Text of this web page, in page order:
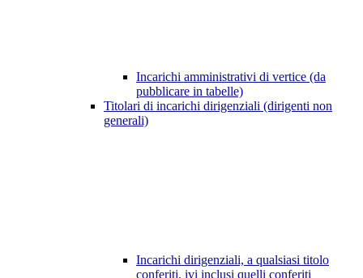
Incarichi amministrativi di vertice (da
pubblicare in tabelle)
Titolari di incarichi dirigenziali (dirigenti non
generali)
Incarichi dirigenziali, a qualsiasi titolo
conferiti, ivi inclusi quelli conferiti